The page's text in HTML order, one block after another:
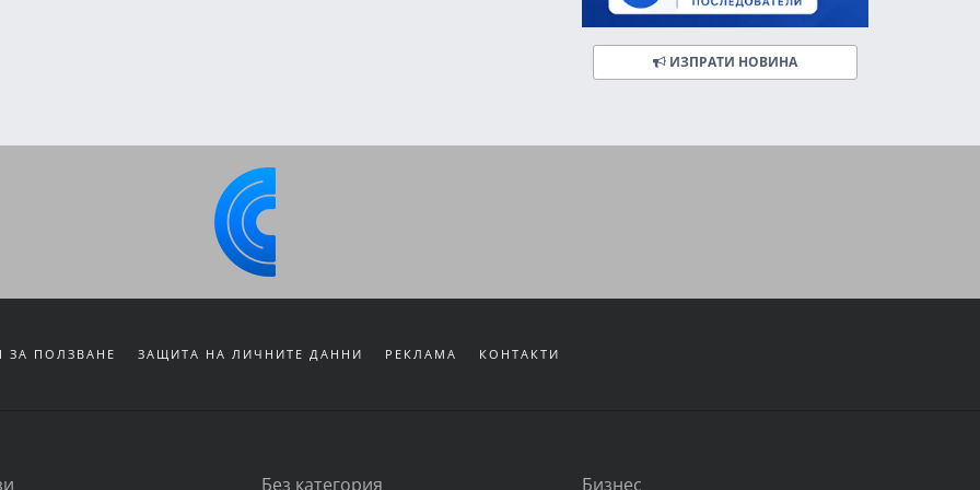
ИЗПРАТИ НОВИНА
ЗА ПОЛЗВАНЕ ЗАЩИТА НА ЛИЧНИТЕ ДАННИ РЕКЛАМА КОНТАКТИ
Без категория Бизнес